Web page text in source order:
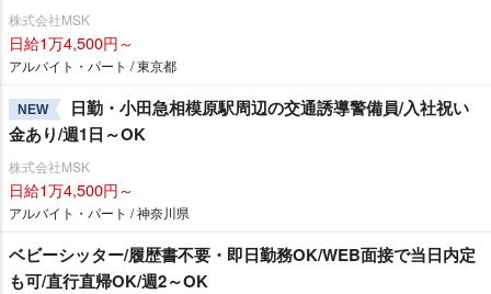
株式会社MSK
日給1万4,500円～
アルバイト・パート / 東京都
NEW
日勤・小田急相模原駅周辺の交通誘導警備員/入社祝い
金あり/週1日～OK
株式会社MSK
日給1万4,500円～
アルバイト・パート / 神奈川県
ベビーシッター/履歴書不要・即日勤務OK/WEB面接で当日内定
も可/直行直帰OK/週2～OK